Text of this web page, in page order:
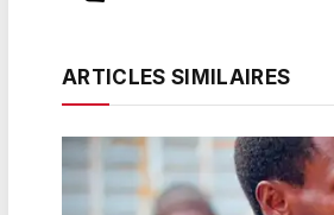
ARTICLES SIMILAIRES